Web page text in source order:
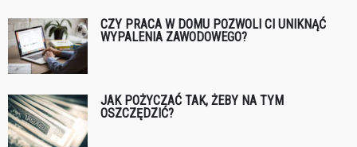
CZY PRACA W DOMU POZWOLI CI UNIKNĄĆ
WYPALENIA ZAWODOWEGO?
JAK POŻYCZAĆ TAK, ŻEBY NA TYM
OSZCZĘDZIĆ?